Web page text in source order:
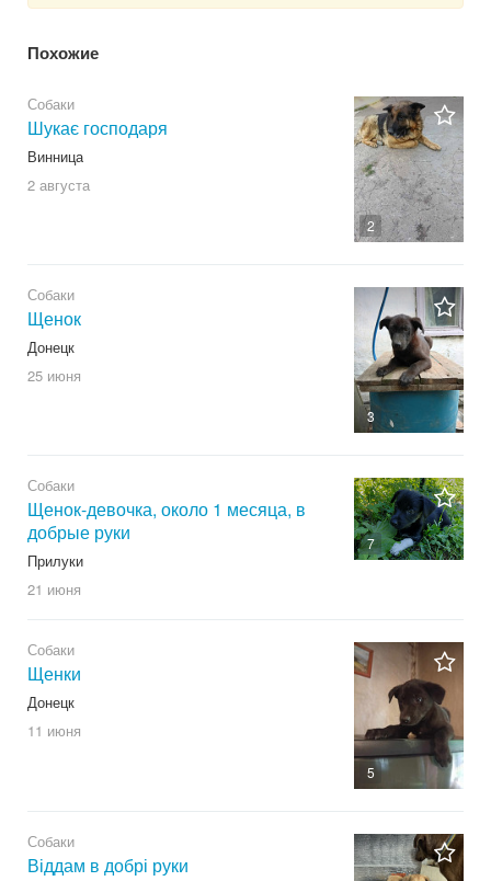
Похожие
2
Собаки
Шукає господаря
Винница
2 августа
3
Собаки
Щенок
Донецк
25 июня
7
Собаки
Щенок-девочка, около 1 месяца, в
добрые руки
Прилуки
21 июня
5
Собаки
Щенки
Донецк
11 июня
Собаки
Віддам в добрі руки